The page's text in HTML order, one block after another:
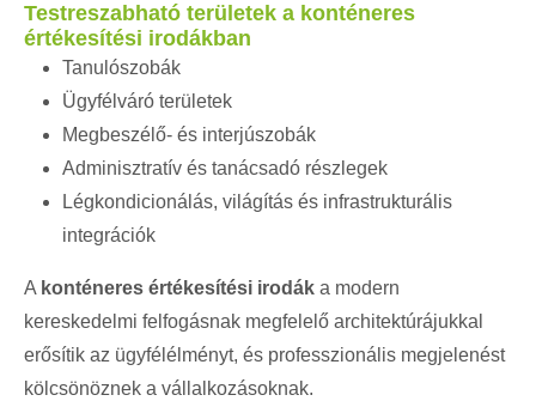
Testreszabható területek a konténeres
értékesítési irodákban
Tanulószobák
Ügyfélváró területek
Megbeszélő- és interjúszobák
Adminisztratív és tanácsadó részlegek
Légkondicionálás, világítás és infrastrukturális
integrációk
A konténeres értékesítési irodák a modern
kereskedelmi felfogásnak megfelelő architektúrájukkal
erősítik az ügyfélélményt, és professzionális megjelenést
kölcsönöznek a vállalkozásoknak.